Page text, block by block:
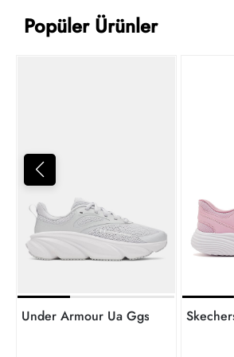
Popüler Ürünler
Under Armour Ua Ggs Rogue 6 Kız